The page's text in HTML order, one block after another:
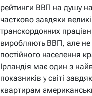
рейтинги ВВП на душу
частково завдяки
транскордонних
виробляють ВВП, але не
постійного населення
Ірландія має один з
показників у світі
квартирам